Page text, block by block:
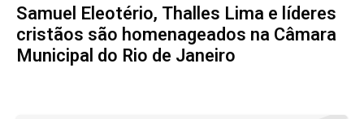
Samuel Eleotério, Thalles Lima e líderes
cristãos são homenageados na Câmara
Municipal do Rio de Janeiro